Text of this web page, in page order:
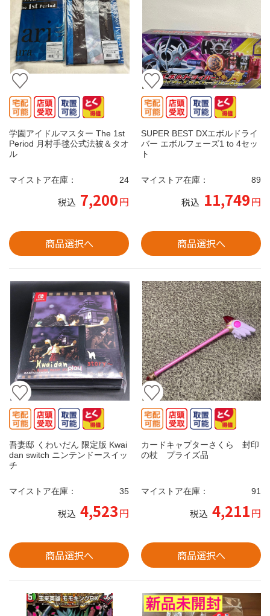
学園アイドルマスター The 1st
Period 月村手毬公式法被＆タオ
ル
マイストア在庫： 24
税込 7,200円
商品選択へ
SUPER BEST DXエボルドライ
バー エボルフェーズ1 to 4セッ
ト
マイストア在庫： 89
税込 11,749円
商品選択へ
吾妻邸 くわいだん 限定版 Kwai
dan switch ニンテンドースイッ
チ
マイストア在庫： 35
税込 4,523円
商品選択へ
カードキャプターさくら 封印
の杖 プライズ品
マイストア在庫： 91
税込 4,211円
商品選択へ